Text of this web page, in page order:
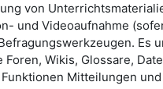
von
und Videoaufnahme
Es
Wikis, Glossare,
Mitteilungen